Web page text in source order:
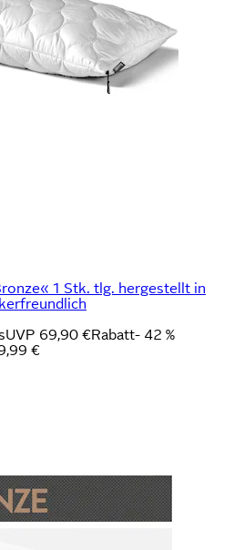
1 Stk. tlg. hergestellt in
UVP 69,90 €Rabatt- 42 %
€